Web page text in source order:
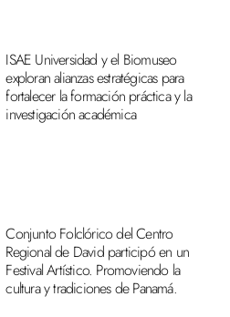
ISAE Universidad y el Biomuseo
exploran alianzas estratégicas para
fortalecer la formación práctica y la
investigación académica
Conjunto Folclórico del Centro
Regional de David participó en un
Festival Artístico. Promoviendo la
cultura y tradiciones de Panamá.